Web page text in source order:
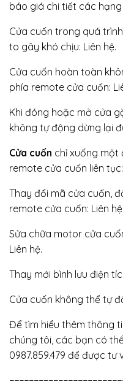
báo giá chi tiết các
Cửa cuốn trong quá
to gây khó chịu: Liên hệ.
Cửa cuốn hoàn toàn
phía remote cửa cuốn:
Khi đóng hoặc mở cửa
không tự động dừng lại
Cửa cuốn chỉ xuống một
remote cửa cuốn liên tục:
Thay đổi mã cửa cuốn,
remote cửa cuốn: Liên hệ.
Sửa chữa motor cửa
Liên hệ.
Thay mới bình lưu điện
Cửa cuốn không thể tự
Để tìm hiểu thêm thông
chúng tôi, các bạn có
0987.859.479 để được tư